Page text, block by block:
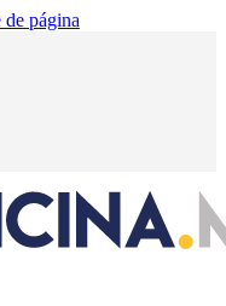
de página